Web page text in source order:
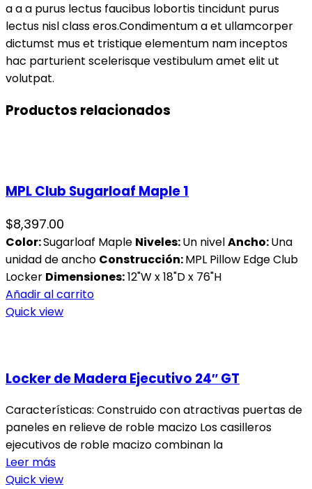
a a a purus lectus faucibus lobortis tincidunt purus
lectus nisl class eros.Condimentum a et ullamcorper
dictumst mus et tristique elementum nam inceptos
hac parturient scelerisque vestibulum amet elit ut
volutpat.
Productos relacionados
MPL Club Sugarloaf Maple 1
$8,397.00
Color:Sugarloaf Maple Niveles:Un nivelAncho:Una
unidad de ancho Construcción:MPL Pillow Edge Club
Locker Dimensiones:12"W x 18"D x 76"H
Añadir al carrito
Quick view
Locker de Madera Ejecutivo 24″ GT
Características: Construido con atractivas puertas de
paneles en relieve de roble macizo Los casilleros
ejecutivos de roble macizo combinan la
Leer más
Quick view